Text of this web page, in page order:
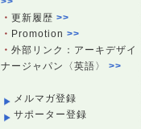
・ 更新履歴 >>
・ Promotion >>
・ 外部リンク：アーキデザイ
ナージャパン〈英語〉 >>
メルマガ登録
サポーター登録